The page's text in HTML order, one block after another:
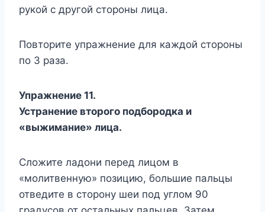
рукой с другой стороны лица.
Повторите упражнение для каждой стороны
по 3 раза.
Упражнение 11.
Устранение второго подбородка и
«выжимание» лица.
Сложите ладони перед лицом в
«молитвенную» позицию, большие пальцы
отведите в сторону шеи под углом 90